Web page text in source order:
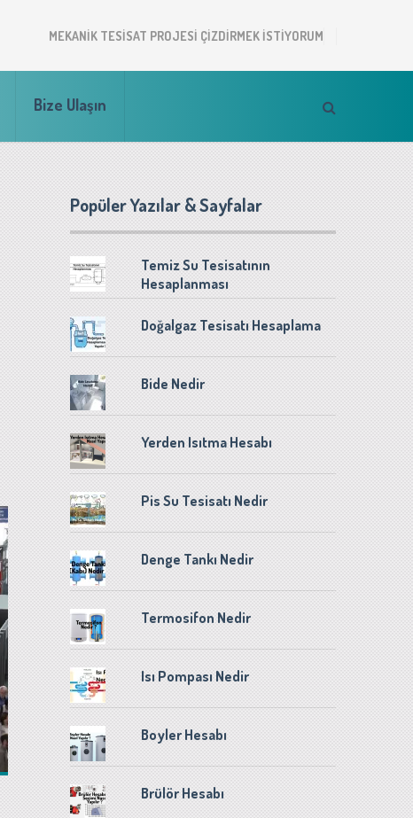
MEKANIK TESISAT PROJESI ÇIZDIRMEK ISTIYORUM
Bize Ulaşın
Popüler Yazılar & Sayfalar
Temiz Su Tesisatının
Hesaplanması
Doğalgaz Tesisatı Hesaplama
Bide Nedir
Yerden Isıtma Hesabı
Pis Su Tesisatı Nedir
Denge Tankı Nedir
Termosifon Nedir
Isı Pompası Nedir
Boyler Hesabı
Brülör Hesabı